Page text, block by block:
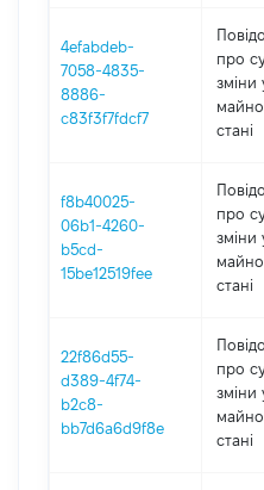
4efabdeb-
7058-4835-
8886-
c83f3f7fdcf7
про
зміни
стані
f8b40025-
06b1-4260-
b5cd-
15be12519fee
про
зміни
стані
22f86d55-
d389-4f74-
b2c8-
bb7d6a6d9f8e
про
зміни
стані